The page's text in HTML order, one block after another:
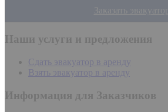
Заказать
Наши услуги и предложения
Сдать эвакуатор в аренду
Взять эвакуатор в аренду
Информация для Заказчиков